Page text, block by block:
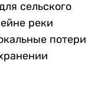
сельского
реки
потери